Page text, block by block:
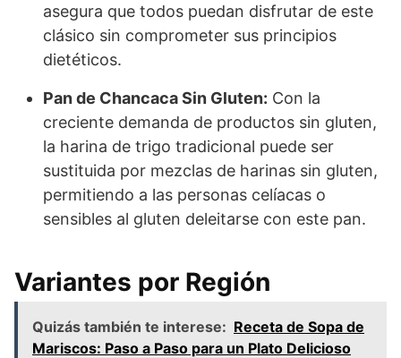
asegura que todos puedan disfrutar de este
clásico sin comprometer sus principios
dietéticos.
Pan de Chancaca Sin Gluten: Con la
creciente demanda de productos sin gluten,
la harina de trigo tradicional puede ser
sustituida por mezclas de harinas sin gluten,
permitiendo a las personas celíacas o
sensibles al gluten deleitarse con este pan.
Variantes por Región
Quizás también te interese: Receta de Sopa de
Mariscos: Paso a Paso para un Plato Delicioso